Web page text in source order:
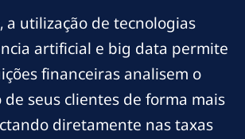
a utilização de tecnologias
artificial e big data permite
financeiras analisem o
seus clientes de forma mais
diretamente nas taxas